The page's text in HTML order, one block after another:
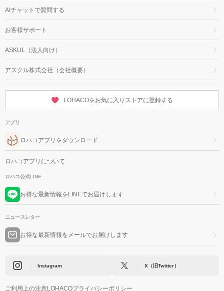
AIチャットで質問する
お客様サポート
ASKUL（法人向け）
アスクル株式会社（会社概要）
LOHACOをお気に入りストアに登録する
アプリ
ロハコアプリをダウンロード
ロハコアプリについて
ロハコ公式LINE
お得な最新情報をLINEでお届けします
ニュースレター
お得な最新情報をメールでお届けします
Instagram X（旧Twitter）
ご利用上の注意LOHACOプライバシーポリシー